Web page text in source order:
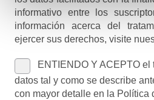
informativo entre los
información acerca del
ejercer sus derechos, visite
ENTIENDO Y ACEPTO el
datos tal y como se describe
con mayor detalle en la Política